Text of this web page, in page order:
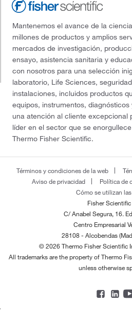
Mantenemos el avance de la
millones de productos y amplios
mercados de investigación,
ensayo, asistencia sanitaria y
con nosotros para una selección
laboratorio, Life Sciences,
instalaciones, incluidos productos
equipos, instrumentos,
una atención al cliente excepcional
líder en el sector que se
Thermo Fisher Scientific.
Términos y condiciones de la web
Aviso de privacidad
Política de
Cómo se utilizan
Fisher
C/ Anabel Segura, 16.
Centro Empresarial
28108 - Alcobendas
© 2026 Thermo Fisher Scientific
All trademarks are the property of Thermo
unless otherwise